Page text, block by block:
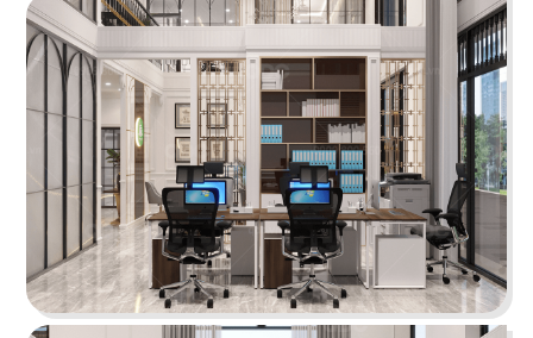
TAKO
Thiết kế theo phong cách hiện đại với gam màu
trắng và đen làm chủ đạo, mang đến sự sang
trọng và lịch thiệp